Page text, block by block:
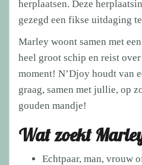
herplaatsen. Deze
gezegd een fikse uitdaging
Marley woont samen met
heel groot schip en reist
moment! N’Djoy houdt van
graag, samen met jullie, op
gouden mandje!
Wat zoekt
Echtpaar, man, vrouw